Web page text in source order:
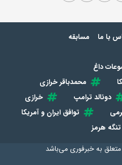
با ما مسابقه
داغ
محمدباقر خرازی
دونالد ترامپ
خرازی
توافق ایران و آمریکا
تنگه هرمز
بهخبرفوری می‌باشد